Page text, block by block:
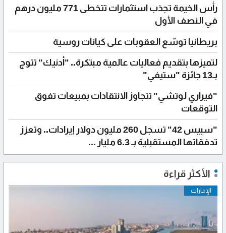
رأس الخيمة تجذب استثمارات تتخطى 771 مليون درهم
في النصف الأول
بريطانيا توسّع العقوبات على كيانات روسية
لتميزها بتقديم فعاليات عالمية مبتكرة.. "أدنيك" تتوج
بـ13 جائزة "ستيفي"
"فيراري لوتشي" تتجاوز الانتقادات بمبيعات تفوق
التوقعات
"سبيس 42" تسجل 260 مليون دولار إيرادات.. وتعزز
تدفقاتها المستقبلية بـ 6.3 مليار ...
الأكثر قراءة
الإمارات